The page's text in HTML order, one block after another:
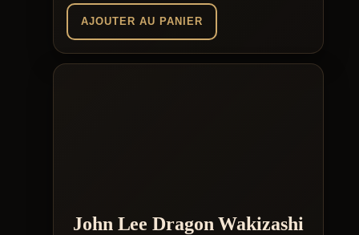
AJOUTER AU PANIER
John Lee Dragon Wakizashi